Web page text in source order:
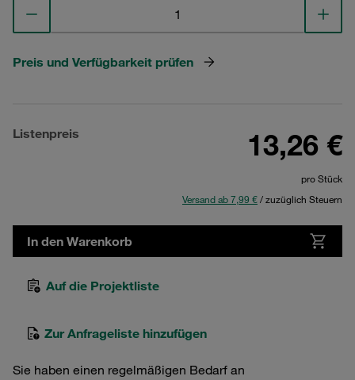
Preis und Verfügbarkeit prüfen
Listenpreis 13,26 €
pro Stück
Versand ab 7,99 €/ zuzüglich Steuern
In den Warenkorb
Auf die Projektliste
Zur Anfrageliste hinzufügen
Sie haben einen regelmäßigen Bedarf an